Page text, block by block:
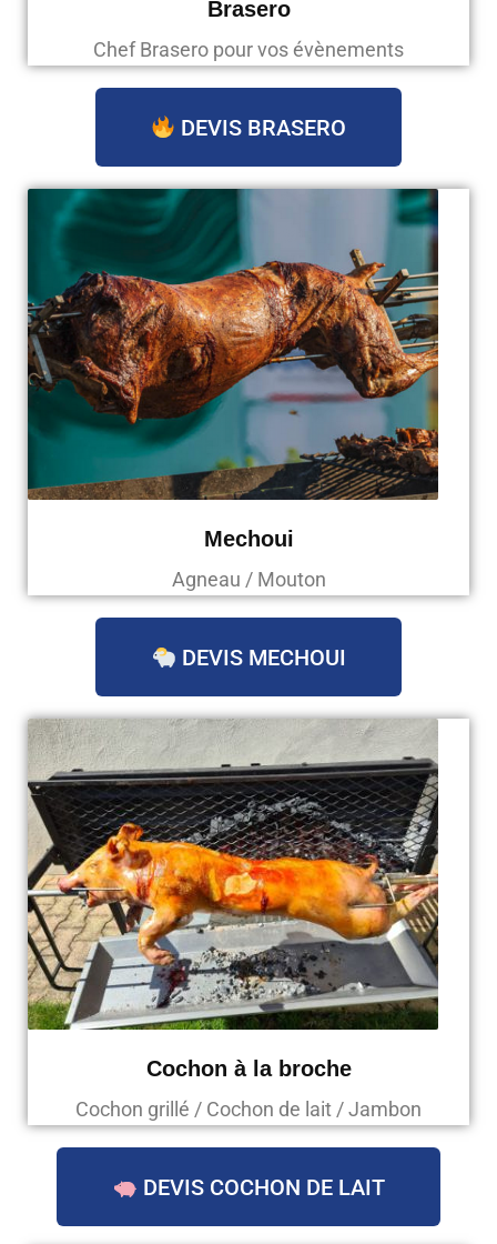
Brasero
Chef Brasero pour vos évènements
DEVIS BRASERO
Mechoui
Agneau / Mouton
DEVIS MECHOUI
Cochon à la broche
Cochon grillé / Cochon de lait / Jambon
DEVIS COCHON DE LAIT